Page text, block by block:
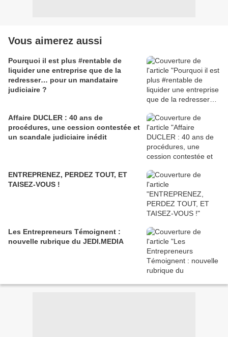
Vous aimerez aussi
Pourquoi il est plus #rentable de
liquider une entreprise que de la
redresser… pour un mandataire
judiciaire ?
Affaire DUCLER : 40 ans de
procédures, une cession contestée et
un scandale judiciaire inédit
ENTREPRENEZ, PERDEZ TOUT, ET
TAISEZ-VOUS !
Les Entrepreneurs Témoignent :
nouvelle rubrique du JEDI.MEDIA